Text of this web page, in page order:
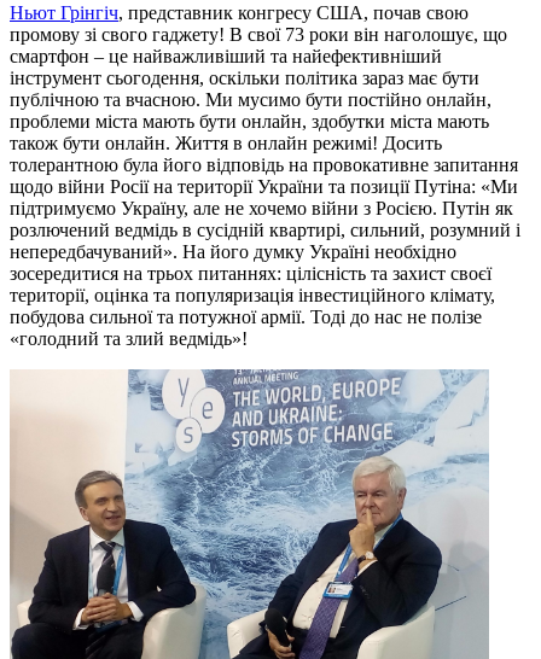
Ньют Грінгіч, представник конгресу США, почав свою
промову зі свого гаджету! В свої 73 роки він наголошує, що
смартфон – це найважливіший та найефективніший
інструмент сьогодення, оскільки політика зараз має бути
публічною та вчасною. Ми мусимо бути постійно онлайн,
проблеми міста мають бути онлайн, здобутки міста мають
також бути онлайн. Життя в онлайн режимі! Досить
толерантною була його відповідь на провокативне запитання
щодо війни Росії на території України та позиції Путіна: «Ми
підтримуємо Україну, але не хочемо війни з Росією. Путін як
розлючений ведмідь в сусідній квартирі, сильний, розумний і
непередбачуваний». На його думку Україні необхідно
зосередитися на трьох питаннях: цілісність та захист своєї
території, оцінка та популяризація інвестиційного клімату,
побудова сильної та потужної армії. Тоді до нас не полізе
«голодний та злий ведмідь»!